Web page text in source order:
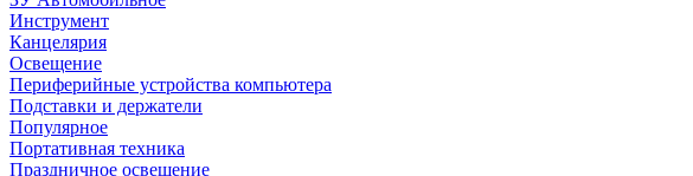
Инструмент
Канцелярия
Освещение
Периферийные устройства компьютера
Подставки и держатели
Популярное
Портативная техника
Праздничное освещение